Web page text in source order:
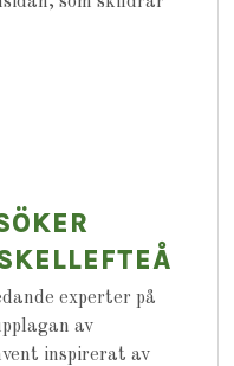
experter på
av
inspirerat av